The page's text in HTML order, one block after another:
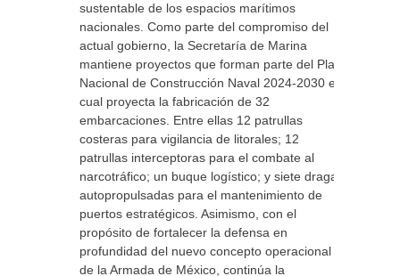
sustentable de los espacios marítimos
nacionales. Como parte del compromiso del
actual gobierno, la Secretaría de Marina
mantiene proyectos que forman parte del Plan
Nacional de Construcción Naval 2024-2030 el
cual proyecta la fabricación de 32
embarcaciones. Entre ellas 12 patrullas
costeras para vigilancia de litorales; 12
patrullas interceptoras para el combate al
narcotráfico; un buque logístico; y siete dragas
autopropulsadas para el mantenimiento de
puertos estratégicos. Asimismo, con el
propósito de fortalecer la defensa en
profundidad del nuevo concepto operacional
de la Armada de México, continúa la